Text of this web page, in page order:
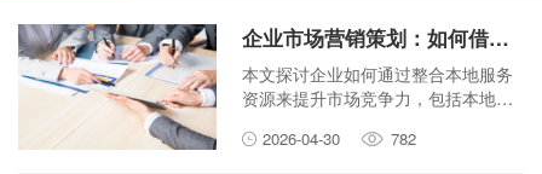
企业市场营销策划：如何借助本地服务提升竞争力？
本文探讨企业如何通过整合本地服务
资源来提升市场竞争力，包括本地化
2026-04-30 782